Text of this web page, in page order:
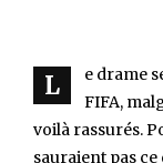
L
e drame
FIFA,
voilà rassurés.
sauraient pas ce